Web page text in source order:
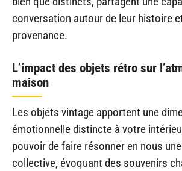
conversation autour de leur histoire
provenance.
L’impact des objets rétro sur
maison
Les objets vintage apportent une
émotionnelle distincte à votre
pouvoir de faire résonner en nous
collective, évoquant des souvenirs